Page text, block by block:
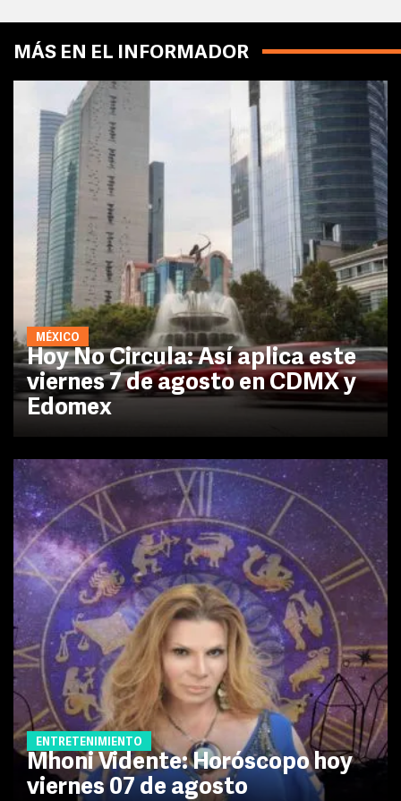
MÁS EN EL INFORMADOR
MÉXICO
Hoy No Circula: Así aplica este
viernes 7 de agosto en CDMX y
Edomex
ENTRETENIMIENTO
Mhoni Vidente: Horóscopo hoy
viernes 07 de agosto